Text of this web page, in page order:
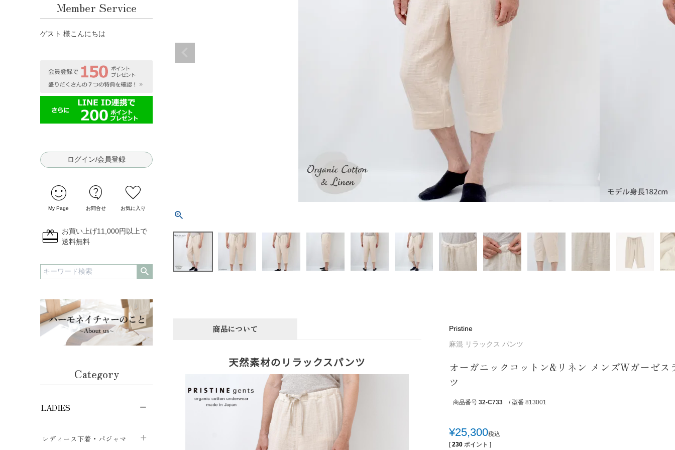
Member Service
ゲスト 様こんにちは
ログイン/会員登録
sentiment_satisfied
My Page
contact_support
お問合せ
favorite
お気に入り
redeem お買い上げ11,000円以上で
送料無料
Category
LADIES
レディース下着・パジャマ
Pristine
麻混 リラックス パンツ
オーガニックコットン&リネン メンズWガーゼス
ツ
商品番号 32-C733 / 型番 813001
¥25,300税込
[ 230 ポイント ]
商品について
天然素材のリラックスパンツ